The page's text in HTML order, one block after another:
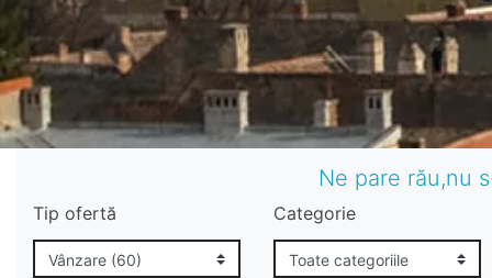
Ne pare rău,nu
Tip ofertă Categorie